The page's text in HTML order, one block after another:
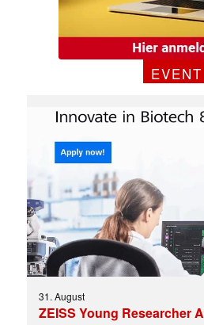
EVENT
31. August
ZEISS Young Researcher